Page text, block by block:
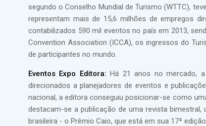
segundo o Conselho Mundial de Turismo (WTTC),
representam mais de 15,6 milhões de empregos
contabilizados 590 mil eventos no país em 2013,
Convention Association (ICCA), os ingressos do
de participantes no mundo.
Eventos Expo Editora:Há 21 anos no mercado,
direcionados a planejadores de eventos e
nacional, a editora conseguiu posicionar-se como
destacam-se a publicação de uma revista
brasileira - o Prêmio Caio, que está em sua 17ª